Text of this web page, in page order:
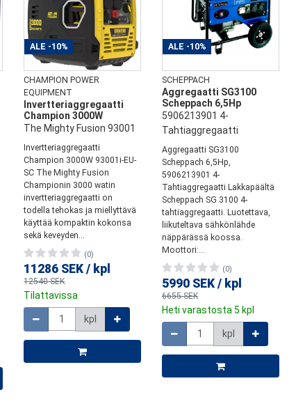
ALE -10%
CHAMPION POWER
EQUIPMENT
Invertteriaggregaatti
Champion 3000W
The Mighty Fusion 93001
Invertteriaggregaatti
Champion 3000W 93001i-EU-
SC The Mighty Fusion
Championin 3000 watin
invertteriaggregaatti on
todella tehokas ja miellyttävä
käyttää kompaktin kokonsa
sekä keveyden...
(0)
11286 SEK / kpl
12540 SEK
Tilattavissa
Määrä
kpl
ALE -10%
SCHEPPACH
Aggregaatti SG3100
Scheppach 6,5Hp
5906213901 4-
Tahtiaggregaatti
Aggregaatti SG3100
Scheppach 6,5Hp,
5906213901 4-
Tahtiaggregaatti Lakkapäältä
Scheppach SG 3100 4-
tahtiaggregaatti. Luotettava,
liikuteltava sähkönlähde
näppärässä koossa.
Moottori:...
(0)
5990 SEK / kpl
6655 SEK
Heti varastosta 5 kpl
Määrä
kpl